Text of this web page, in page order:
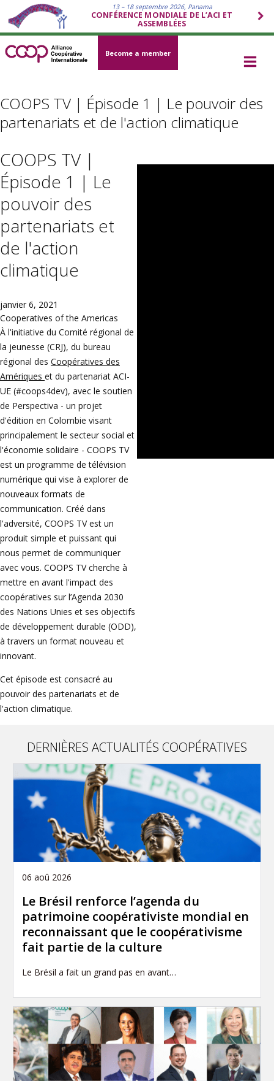
13 – 18 septembre 2026, Panama
CONFÉRENCE MONDIALE DE L’ACI ET
ASSEMBLÉES
Become a member
COOPS TV | Épisode 1 | Le pouvoir des
partenariats et de l'action climatique
COOPS TV |
Épisode 1 | Le
pouvoir des
partenariats et
de l'action
climatique
janvier 6, 2021
Cooperatives of the Americas
À l'initiative du Comité régional de
la jeunesse (CRJ), du bureau
régional des Coopératives des
Amériques et du partenariat ACI-
UE (#coops4dev), avec le soutien
de Perspectiva - un projet
d'édition en Colombie visant
principalement le secteur social et
l'économie solidaire - COOPS TV
est un programme de télévision
numérique qui vise à explorer de
nouveaux formats de
communication. Créé dans
l'adversité, COOPS TV est un
produit simple et puissant qui
nous permet de communiquer
avec vous. COOPS TV cherche à
mettre en avant l'impact des
coopératives sur l’Agenda 2030
des Nations Unies et ses objectifs
de développement durable (ODD),
à travers un format nouveau et
innovant.
Cet épisode est consacré au
pouvoir des partenariats et de
l'action climatique.
DERNIÈRES ACTUALITÉS COOPÉRATIVES
06 aoû 2026
Le Brésil renforce l’agenda du
patrimoine coopérativiste mondial en
reconnaissant que le coopérativisme
fait partie de la culture
Le Brésil a fait un grand pas en avant…